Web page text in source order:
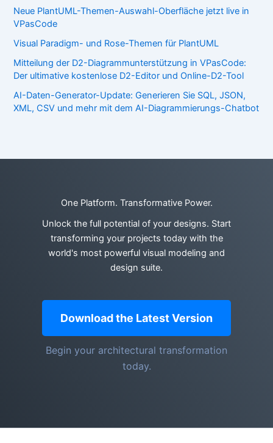
Neue PlantUML-Themen-Auswahl-Oberfläche jetzt live in
VPasCode
Visual Paradigm- und Rose-Themen für PlantUML
Mitteilung der D2-Diagrammunterstützung in VPasCode:
Der ultimative kostenlose D2-Editor und Online-D2-Tool
AI-Daten-Generator-Update: Generieren Sie SQL, JSON,
XML, CSV und mehr mit dem AI-Diagrammierungs-Chatbot
One Platform. Transformative Power.
Unlock the full potential of your designs. Start
transforming your projects today with the
world's most powerful visual modeling and
design suite.
Download the Latest Version
Begin your architectural transformation
today.